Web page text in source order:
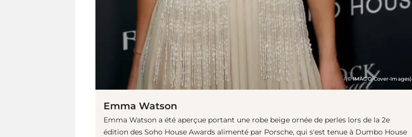
(© IMAGO/Cover-Images)
Emma Watson
Emma Watson a été aperçue portant une robe beige ornée de perles lors de la 2e
édition des Soho House Awards alimenté par Porsche, qui s'est tenue à Dumbo House